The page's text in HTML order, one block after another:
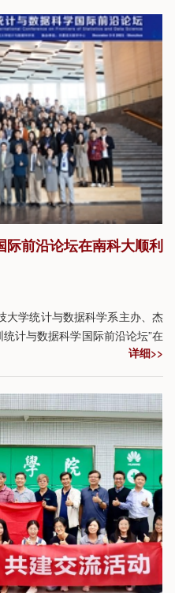
系杨丽丽教授为项目主要申请
为第二完成单位。
前沿论坛在南科大顺利
大学统计与数据科学系主办、杰
计与数据科学国际前沿论坛”在
、剑桥大学、斯坦福大学、北京
专家参加活动。会议采用线上
详细>>